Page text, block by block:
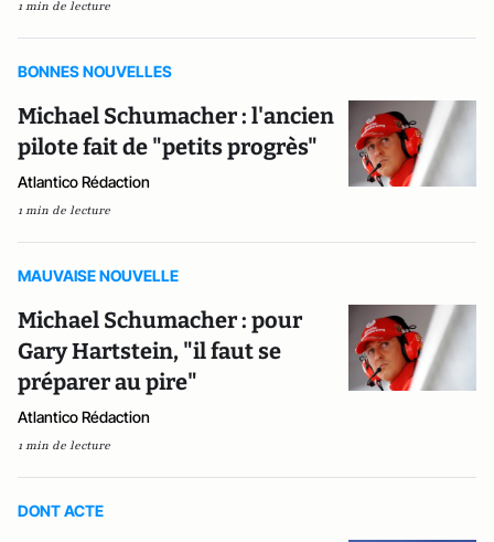
1 min de lecture
BONNES NOUVELLES
Michael Schumacher : l'ancien
pilote fait de "petits progrès"
Atlantico Rédaction
1 min de lecture
MAUVAISE NOUVELLE
Michael Schumacher : pour
Gary Hartstein, "il faut se
préparer au pire"
Atlantico Rédaction
1 min de lecture
DONT ACTE